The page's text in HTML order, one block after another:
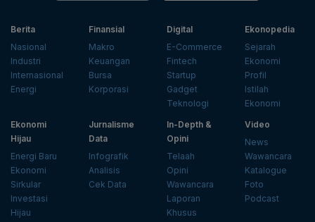
Berita
Nasional
Industri
Internasional
Energi
Finansial
Makro
Keuangan
Bursa
Korporasi
Digital
E-Commerce
Fintech
Startup
Gadget
Teknologi
Ekonopedia
Sejarah
Ekonomi
Profil
Istilah
Ekonomi
Ekonomi
Hijau
Energi Baru
Ekonomi
Sirkular
Investasi
Hijau
Jurnalisme
Data
Infografik
Analisis
Cek Data
In-Depth &
Opini
Telaah
Opini
Wawancara
Laporan
Khusus
Video
News
Wawancara
Katalogue
Foto
Podcast